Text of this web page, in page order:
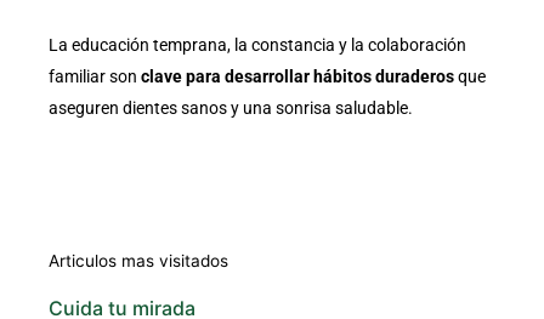
La educación temprana, la constancia y la colaboración
familiar son clave para desarrollar hábitos duraderosque
aseguren dientes sanos y una sonrisa saludable.
Articulos mas visitados
Cuida tu mirada